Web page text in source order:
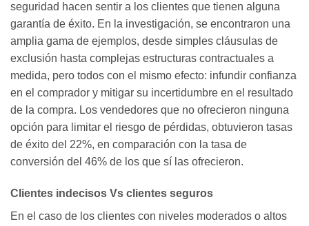
seguridad hacen sentir a los clientes que tienen alguna
garantía de éxito. En la investigación, se encontraron una
amplia gama de ejemplos, desde simples cláusulas de
exclusión hasta complejas estructuras contractuales a
medida, pero todos con el mismo efecto: infundir confianza
en el comprador y mitigar su incertidumbre en el resultado
de la compra. Los vendedores que no ofrecieron ninguna
opción para limitar el riesgo de pérdidas, obtuvieron tasas
de éxito del 22%, en comparación con la tasa de
conversión del 46% de los que sí las ofrecieron.
Clientes indecisos Vs clientes seguros
En el caso de los clientes con niveles moderados o altos